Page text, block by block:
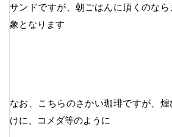
サンドですが、朝ごはんに頂くのな
象となります
なお、こちらのさかい珈琲ですが、
けに、コメダ等のように